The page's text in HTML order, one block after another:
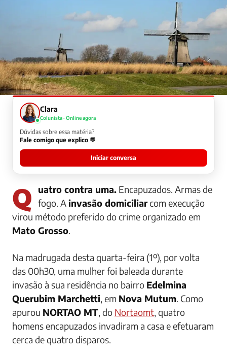
Clara
Colunista · Online agora
Dúvidas sobre essa matéria?
Fale comigo que explico 💬
Iniciar conversa
Quatro contra uma. Encapuzados. Armas de
fogo. Ainvasão domiciliarcom execução
virou método preferido do crime organizado em
Mato Grosso.
Na madrugada desta quarta-feira (1º), por volta
das 00h30, uma mulher foi baleada durante
invasão à sua residência no bairro Edelmina
Querubim Marchetti, em Nova Mutum. Como
apurou NORTAO MT, do Nortaomt, quatro
homens encapuzados invadiram a casa e efetuaram
cerca de quatro disparos.